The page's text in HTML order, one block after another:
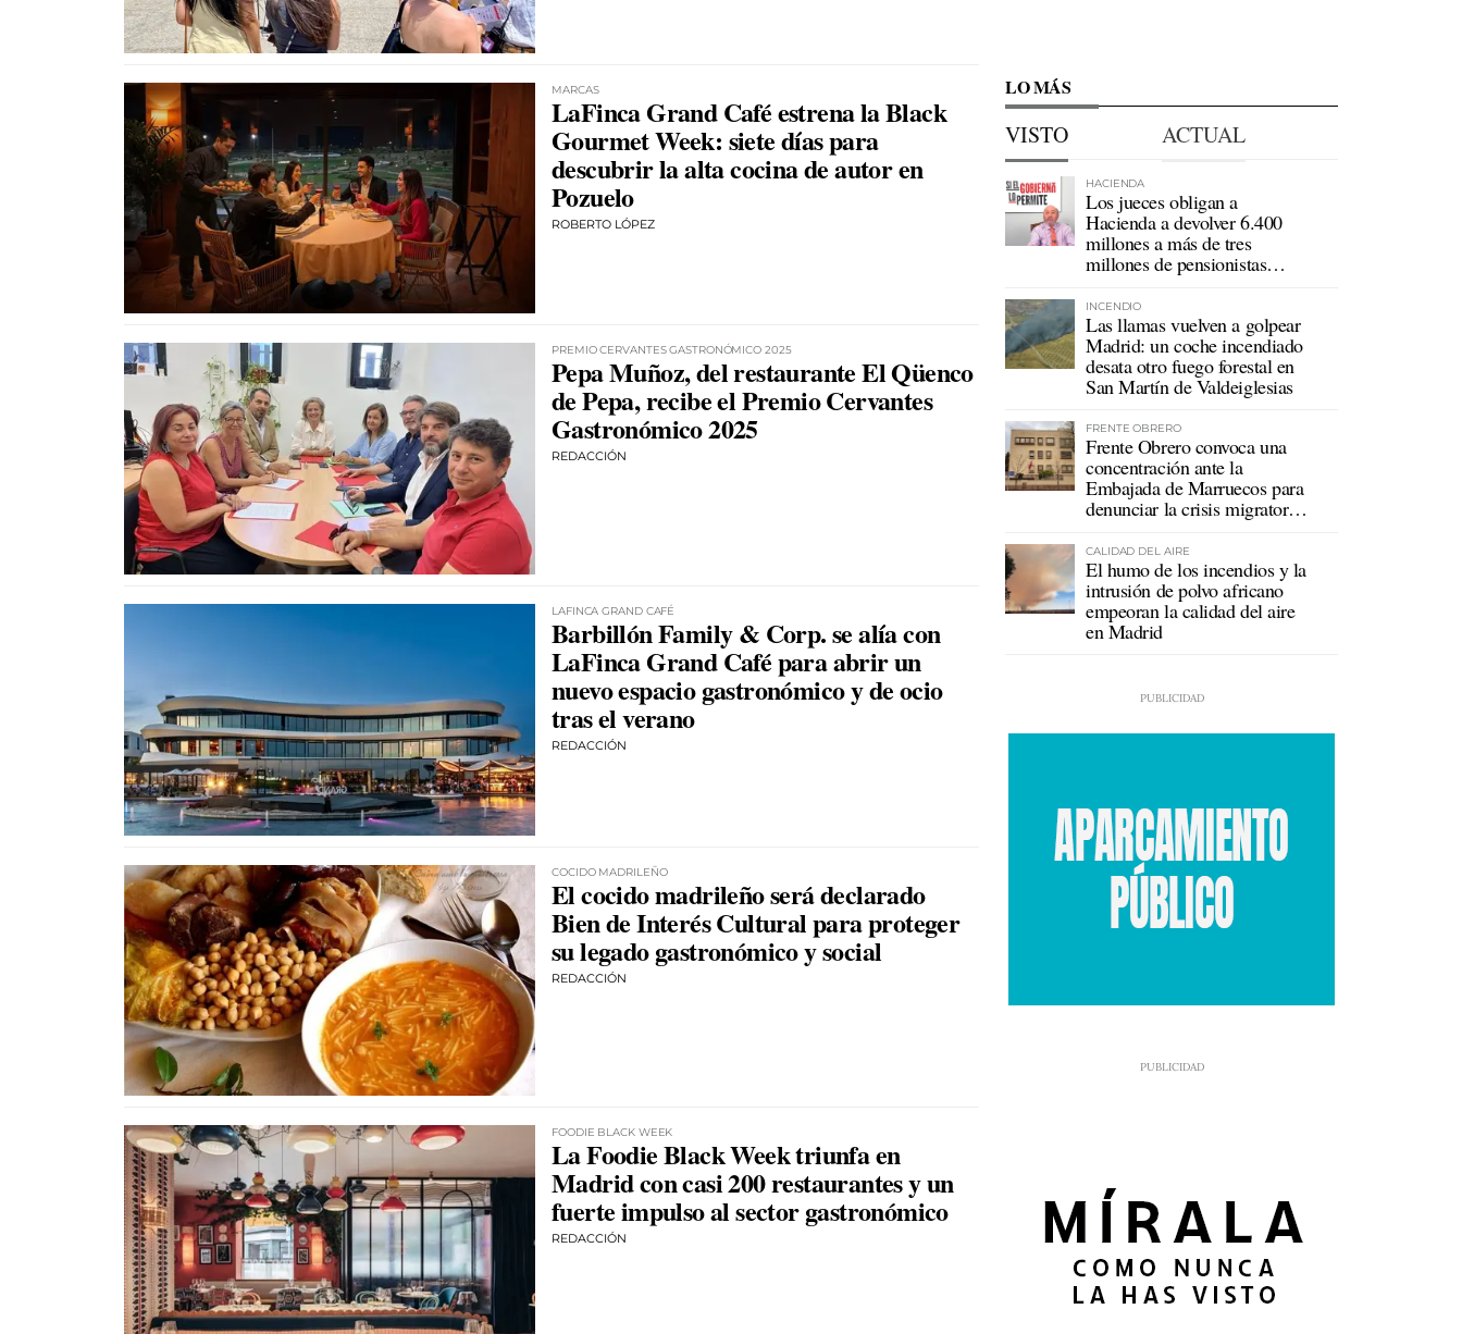
MARCAS
LaFinca Grand Café estrena la Black
Gourmet Week: siete días para
descubrir la alta cocina de autor en
Pozuelo
ROBERTO LÓPEZ
PREMIO CERVANTES GASTRONÓMICO 2025
Pepa Muñoz, del restaurante El Qüenco
de Pepa, recibe el Premio Cervantes
Gastronómico 2025
REDACCIÓN
LAFINCA GRAND CAFÉ
Barbillón Family & Corp. se alía con
LaFinca Grand Café para abrir un
nuevo espacio gastronómico y de ocio
tras el verano
REDACCIÓN
COCIDO MADRILEÑO
El cocido madrileño será declarado
Bien de Interés Cultural para proteger
su legado gastronómico y social
REDACCIÓN
FOODIE BLACK WEEK
La Foodie Black Week triunfa en
Madrid con casi 200 restaurantes y un
fuerte impulso al sector gastronómico
REDACCIÓN
LO MÁS
VISTO ACTUAL
HACIENDA
Los jueces obligan a
Hacienda a devolver 6.400
millones a más de tres
millones de pensionistas
INCENDIO
Las llamas vuelven a golpear
Madrid: un coche incendiado
desata otro fuego forestal en
San Martín de Valdeiglesias
FRENTE OBRERO
Frente Obrero convoca una
concentración ante la
Embajada de Marruecos para
denunciar la crisis migratoria
CALIDAD DEL AIRE
El humo de los incendios y la
intrusión de polvo africano
empeoran la calidad del aire
en Madrid